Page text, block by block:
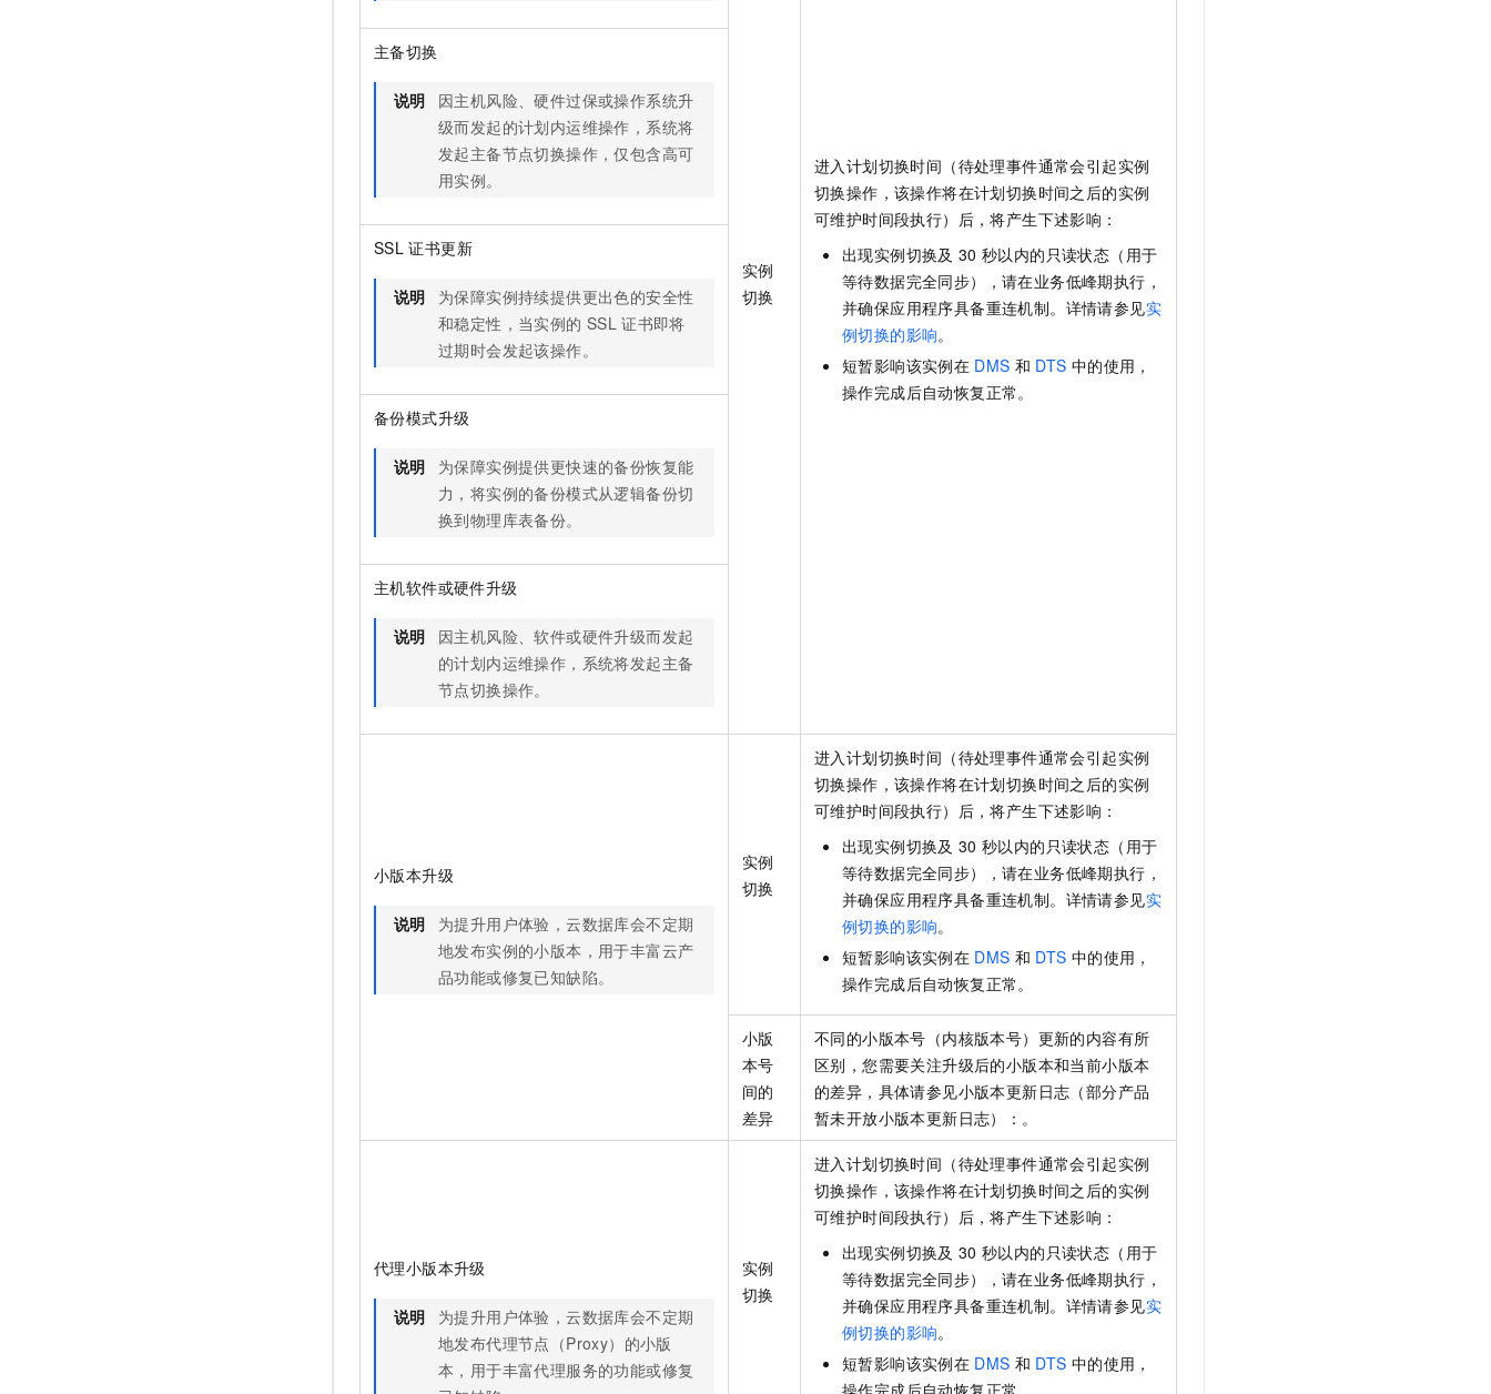
实例
切换
进入计划切换时间（待处理事件通常会引起实例
切换操作，该操作将在计划切换时间之后的实例
可维护时间段执行）后，将产生下述影响：
出现实例切换及 30 秒以内的只读状态（用于
等待数据完全同步），请在业务低峰期执行，
并确保应用程序具备重连机制。详情请参见实
例切换的影响。
短暂影响该实例在 DMS 和 DTS 中的使用，
操作完成后自动恢复正常。
主备切换
说明
因主机风险、硬件过保或操作系统升
级而发起的计划内运维操作，系统将
发起主备节点切换操作，仅包含高可
用实例。
SSL 证书更新
说明
为保障实例持续提供更出色的安全性
和稳定性，当实例的 SSL 证书即将
过期时会发起该操作。
备份模式升级
说明
为保障实例提供更快速的备份恢复能
力，将实例的备份模式从逻辑备份切
换到物理库表备份。
主机软件或硬件升级
说明
因主机风险、软件或硬件升级而发起
的计划内运维操作，系统将发起主备
节点切换操作。
小版本升级
说明
为提升用户体验，云数据库会不定期
地发布实例的小版本，用于丰富云产
品功能或修复已知缺陷。
实例
切换
进入计划切换时间（待处理事件通常会引起实例
切换操作，该操作将在计划切换时间之后的实例
可维护时间段执行）后，将产生下述影响：
出现实例切换及 30 秒以内的只读状态（用于
等待数据完全同步），请在业务低峰期执行，
并确保应用程序具备重连机制。详情请参见实
例切换的影响。
短暂影响该实例在 DMS 和 DTS 中的使用，
操作完成后自动恢复正常。
小版
本号
间的
差异
不同的小版本号（内核版本号）更新的内容有所
区别，您需要关注升级后的小版本和当前小版本
的差异，具体请参见小版本更新日志（部分产品
暂未开放小版本更新日志）：。
代理小版本升级
说明
为提升用户体验，云数据库会不定期
地发布代理节点（Proxy）的小版
本，用于丰富代理服务的功能或修复
实例
切换
进入计划切换时间（待处理事件通常会引起实例
切换操作，该操作将在计划切换时间之后的实例
可维护时间段执行）后，将产生下述影响：
出现实例切换及 30 秒以内的只读状态（用于
等待数据完全同步），请在业务低峰期执行，
并确保应用程序具备重连机制。详情请参见实
例切换的影响。
短暂影响该实例在 DMS 和 DTS 中的使用，